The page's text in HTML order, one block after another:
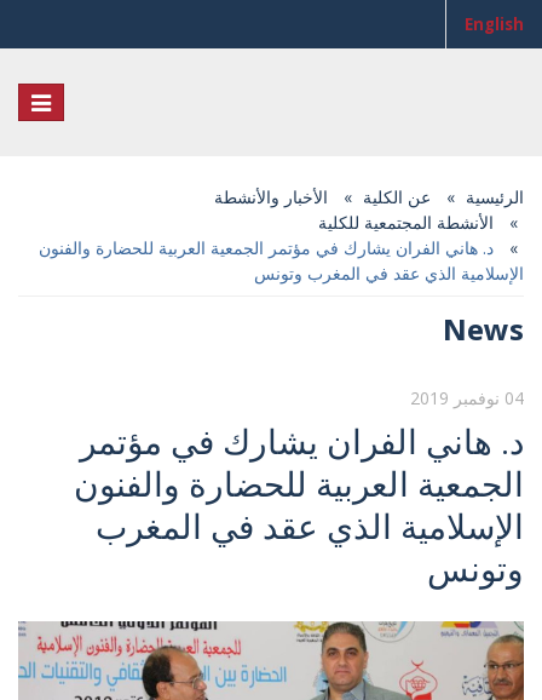
English
الرئيسية عن الكلية
الأخبار والأنشطة
الأنشطة المجتمعية للكلية
د. هاني الفران يشارك في مؤتمر الجمعية العربية للحضارة والفنون
الإسلامية الذي عقد في المغرب وتونس
News
04 نوفمبر 2019
د. هاني الفران يشارك في مؤتمر
الجمعية العربية للحضارة والفنون
الإسلامية الذي عقد في المغرب
وتونس